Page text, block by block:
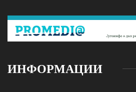
ИНФОРМАЦИИ